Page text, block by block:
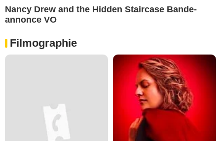
Nancy Drew and the Hidden Staircase Bande-
annonce VO
Filmographie